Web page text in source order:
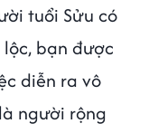
tuổi Sửu có
bạn được
diễn ra vô
người rộng